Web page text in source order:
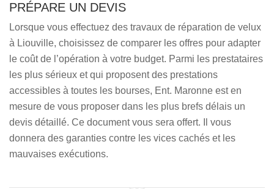
PRÉPARE UN DEVIS
Lorsque vous effectuez des travaux de réparation de velux
à Liouville, choisissez de comparer les offres pour adapter
le coût de l’opération à votre budget. Parmi les prestataires
les plus sérieux et qui proposent des prestations
accessibles à toutes les bourses, Ent. Maronne est en
mesure de vous proposer dans les plus brefs délais un
devis détaillé. Ce document vous sera offert. Il vous
donnera des garanties contre les vices cachés et les
mauvaises exécutions.